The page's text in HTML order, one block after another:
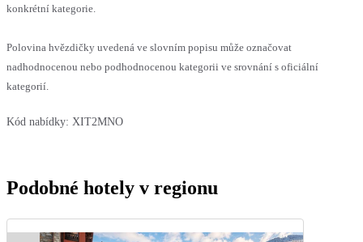
konkrétní kategorie.
Polovina hvězdičky uvedená ve slovním popisu může označovat
nadhodnocenou nebo podhodnocenou kategorii ve srovnání s oficiální
kategorií.
Kód nabídky: XIT2MNO
Podobné hotely v regionu